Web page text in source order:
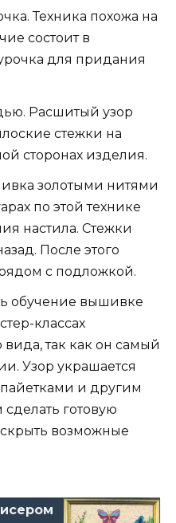
Техника похожа на
состоит в
для придания
Расшитый узор
стежки на
сторонах изделия.
золотыми нитями
по этой технике
настила. Стежки
После этого
с подложкой.
обучение вышивке
классах
вида, так как он самый
Узор украшается
и другим
готовую
возможные